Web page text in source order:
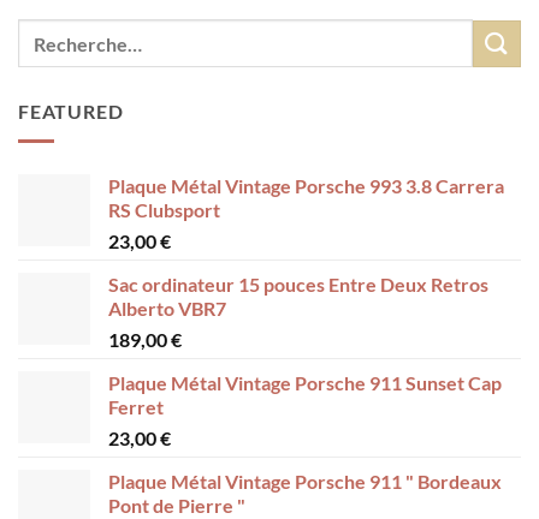
FEATURED
Plaque Métal Vintage Porsche 993 3.8 Carrera
RS Clubsport
23,00€
Sac ordinateur 15 pouces Entre Deux Retros
Alberto VBR7
189,00€
Plaque Métal Vintage Porsche 911 Sunset Cap
Ferret
23,00€
Plaque Métal Vintage Porsche 911 " Bordeaux
Pont de Pierre "